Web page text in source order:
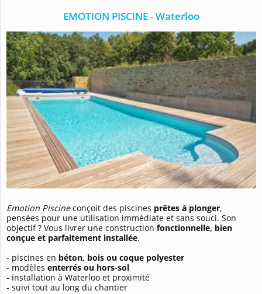
EMOTION PISCINE - Waterloo
Emotion Piscineconçoit des piscines prêtes à plonger,
pensées pour une utilisation immédiate et sans souci. Son
objectif ? Vous livrer une construction fonctionnelle, bien
conçue et parfaitement installée.
- piscines en béton, bois ou coque polyester
- modèles enterrés ou hors-sol
- installation à Waterloo et proximité
- suivi tout au long du chantier